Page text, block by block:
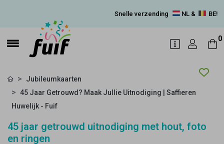
Snelle verzending NL & BE!
0
Jubileumkaarten
45 Jaar Getrouwd? Maak Jullie Uitnodiging | Saffieren
Huwelijk - Fuif
45 jaar getrouwd uitnodiging met hout, foto
en ringen